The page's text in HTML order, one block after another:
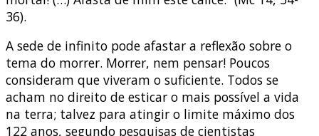
36).
A sede de infinito pode afastar a reflexão sobre o
tema do morrer. Morrer, nem pensar! Poucos
consideram que viveram o suficiente. Todos se
acham no direito de esticar o mais possível a vida
na terra; talvez para atingir o limite máximo dos
122 anos, segundo pesquisas de cientistas